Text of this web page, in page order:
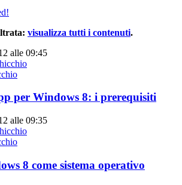
visualizza tutti i contenuti.
alle 09:45
per Windows 8: i prerequisiti
alle 09:35
8 come sistema operativo